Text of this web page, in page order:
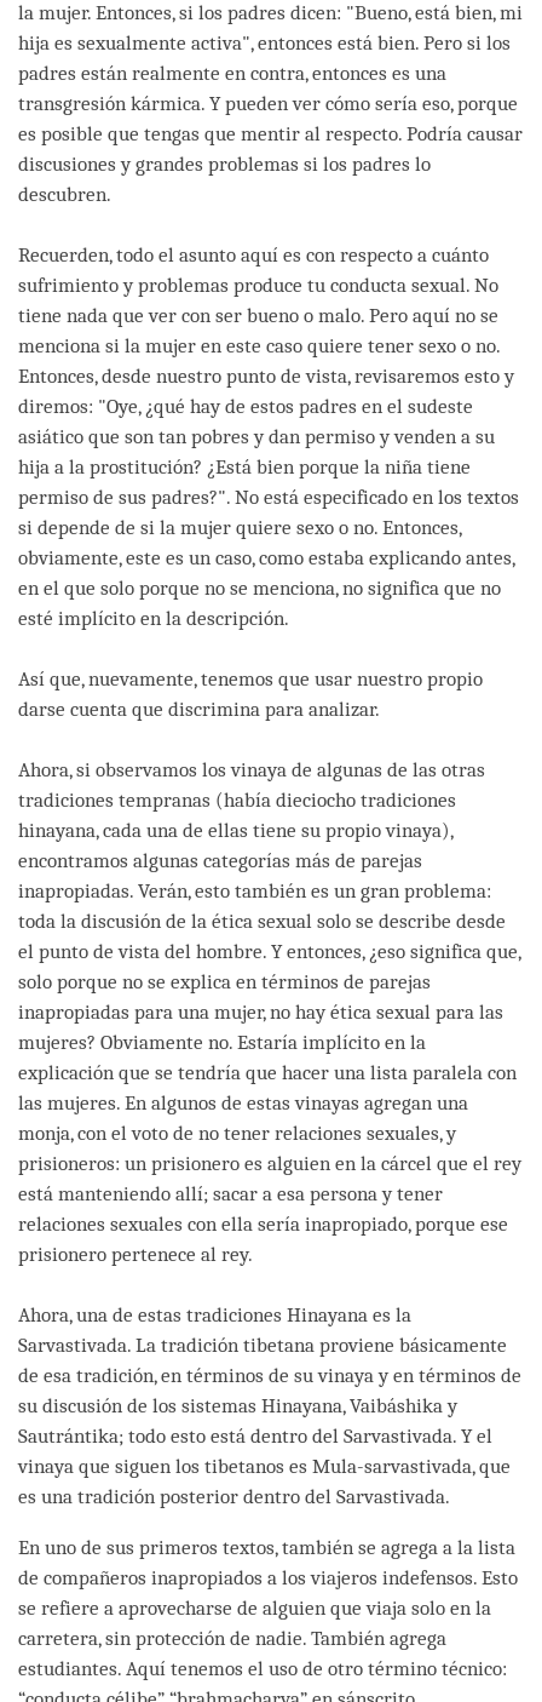
la mujer. Entonces, si los padres dicen: "Bueno, está bien, mi
hija es sexualmente activa", entonces está bien. Pero si los
padres están realmente en contra, entonces es una
transgresión kármica. Y pueden ver cómo sería eso, porque
es posible que tengas que mentir al respecto. Podría causar
discusiones y grandes problemas si los padres lo
descubren.
Recuerden, todo el asunto aquí es con respecto a cuánto
sufrimiento y problemas produce tu conducta sexual. No
tiene nada que ver con ser bueno o malo. Pero aquí no se
menciona si la mujer en este caso quiere tener sexo o no.
Entonces, desde nuestro punto de vista, revisaremos esto y
diremos: "Oye, ¿qué hay de estos padres en el sudeste
asiático que son tan pobres y dan permiso y venden a su
hija a la prostitución? ¿Está bien porque la niña tiene
permiso de sus padres?". No está especificado en los textos
si depende de si la mujer quiere sexo o no. Entonces,
obviamente, este es un caso, como estaba explicando antes,
en el que solo porque no se menciona, no significa que no
esté implícito en la descripción.
Así que, nuevamente, tenemos que usar nuestro propio
darse cuenta que discrimina para analizar.
Ahora, si observamos los vinaya de algunas de las otras
tradiciones tempranas (había dieciocho tradiciones
hinayana, cada una de ellas tiene su propio vinaya),
encontramos algunas categorías más de parejas
inapropiadas. Verán, esto también es un gran problema:
toda la discusión de la ética sexual solo se describe desde
el punto de vista del hombre. Y entonces, ¿eso significa que,
solo porque no se explica en términos de parejas
inapropiadas para una mujer, no hay ética sexual para las
mujeres? Obviamente no. Estaría implícito en la
explicación que se tendría que hacer una lista paralela con
las mujeres. En algunos de estas vinayas agregan una
monja, con el voto de no tener relaciones sexuales, y
prisioneros: un prisionero es alguien en la cárcel que el rey
está manteniendo allí; sacar a esa persona y tener
relaciones sexuales con ella sería inapropiado, porque ese
prisionero pertenece al rey.
Ahora, una de estas tradiciones Hinayana es la
Sarvastivada. La tradición tibetana proviene básicamente
de esa tradición, en términos de su vinaya y en términos de
su discusión de los sistemas Hinayana, Vaibáshika y
Sautrántika; todo esto está dentro del Sarvastivada. Y el
vinaya que siguen los tibetanos es Mula-sarvastivada, que
es una tradición posterior dentro del Sarvastivada.
En uno de sus primeros textos, también se agrega a la lista
de compañeros inapropiados a los viajeros indefensos. Esto
se refiere a aprovecharse de alguien que viaja solo en la
carretera, sin protección de nadie. También agrega
estudiantes. Aquí tenemos el uso de otro término técnico: